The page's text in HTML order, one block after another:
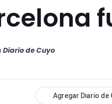
de Cuyo
Agregar Diario de